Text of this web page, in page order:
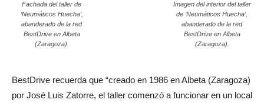
Fachada del taller de
‘Neumáticos Huecha’,
abanderado de la red
BestDrive en Albeta
(Zaragoza).
Imagen del interior del taller
de ‘Neumáticos Huecha’,
abanderado de la red
BestDrive en Albeta
(Zaragoza).
BestDrive recuerda que “creado en 1986 en Albeta (Zaragoza)
por José Luis Zatorre, el taller comenzó a funcionar en un local